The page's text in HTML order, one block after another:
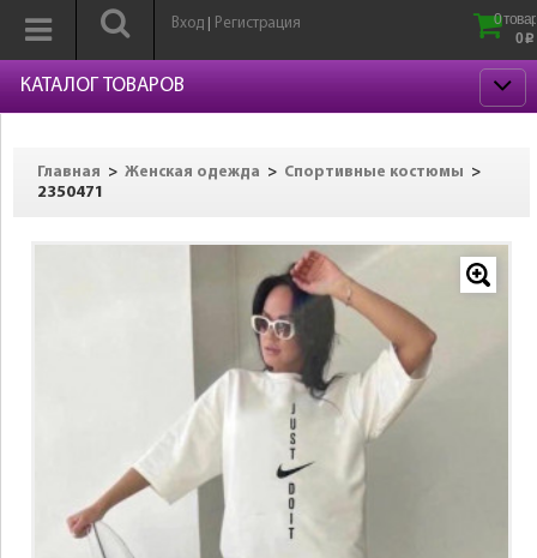
Вход Регистрация
0
0 p
КАТАЛОГ ТОВАРОВ
Главная > Женская одежда > Спортивные костюмы
>
2350471